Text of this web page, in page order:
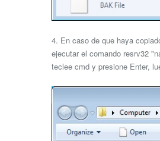
4. En caso de que haya
ejecutar el comando resrv32
teclee cmd y presione Enter,